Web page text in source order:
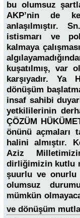
bu olumsuz
AKP’nin de
anlaşılmıştır.
istismarı ve
kalmaya
kuşatılmış, var
karşıyadır.
dönüşüm
insaf sahibi
yetkililerinin
ÇÖZÜM
önünü açmaları
halini almıştır.
Aziz
dirliğimizin kutlu
şuurlu ve onurlu
olumsuz
mümkün
ve dönüşüm